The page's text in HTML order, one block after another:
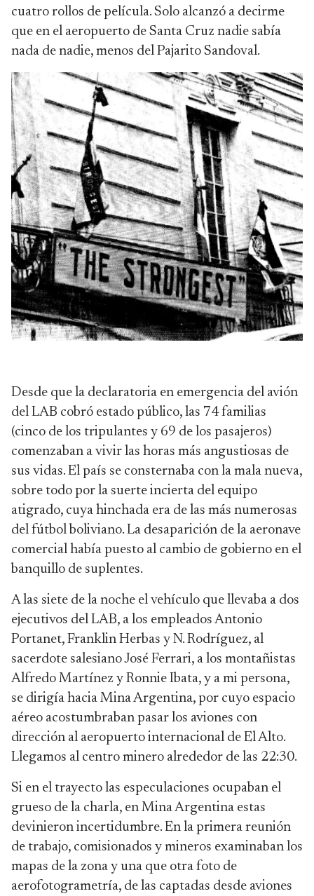
cuatro rollos de película. Solo alcanzó a decirme
que en el aeropuerto de Santa Cruz nadie sabía
nada de nadie, menos del Pajarito Sandoval.
Desde que la declaratoria en emergencia del avión
del LAB cobró estado público, las 74 familias
(cinco de los tripulantes y 69 de los pasajeros)
comenzaban a vivir las horas más angustiosas de
sus vidas. El país se consternaba con la mala nueva,
sobre todo por la suerte incierta del equipo
atigrado, cuya hinchada era de las más numerosas
del fútbol boliviano. La desaparición de la aeronave
comercial había puesto al cambio de gobierno en el
banquillo de suplentes.
A las siete de la noche el vehículo que llevaba a dos
ejecutivos del LAB, a los empleados Antonio
Portanet, Franklin Herbas y N. Rodríguez, al
sacerdote salesiano José Ferrari, a los montañistas
Alfredo Martínez y Ronnie Ibata, y a mi persona,
se dirigía hacia Mina Argentina, por cuyo espacio
aéreo acostumbraban pasar los aviones con
dirección al aeropuerto internacional de El Alto.
Llegamos al centro minero alrededor de las 22:30.
Si en el trayecto las especulaciones ocupaban el
grueso de la charla, en Mina Argentina estas
devinieron incertidumbre. En la primera reunión
de trabajo, comisionados y mineros examinaban los
mapas de la zona y una que otra foto de
aerofotogrametría, de las captadas desde aviones